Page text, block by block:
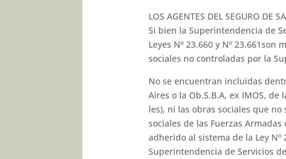
LOS AGENTES DEL SEGURO DE
Si bien la Superintendencia de
Leyes Nº 23.660 y Nº
sociales no controladas por la
No se encuentran incluidas
Aires o la Ob.S.B.A, ex IMOS,
les), ni las obras sociales que
sociales de las Fuerzas
adherido al sistema de la Ley
Superintendencia de Servicios